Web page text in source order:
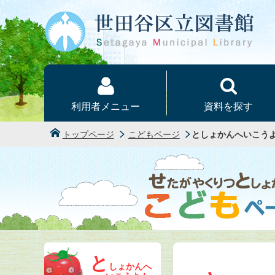
本文へ
利用者メニュー 資料を探す
トップページ こどもページ としょかんへいこう
と しょかんへ